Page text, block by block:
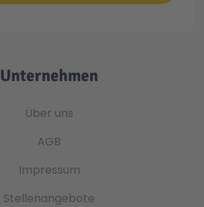
Unternehmen
Über uns
AGB
Impressum
Stellenangebote